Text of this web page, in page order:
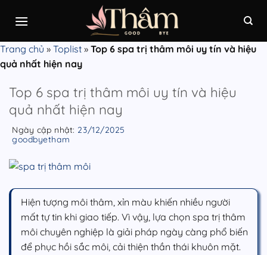
qua
dung
Trang chủ » Toplist » Top 6 spa trị thâm môi uy tín và hiệu
quả nhất hiện nay
Top 6 spa trị thâm môi uy tín và hiệu
quả nhất hiện nay
Ngày cập nhật: 23/12/2025
goodbyetham
Hiện tượng môi thâm, xỉn màu khiến nhiều người
mất tự tin khi giao tiếp. Vì vậy, lựa chọn spa trị thâm
môi chuyên nghiệp là giải pháp ngày càng phổ biến
để phục hồi sắc môi, cải thiện thần thái khuôn mặt.